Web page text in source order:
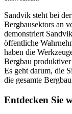
Sandvik steht bei
Bergbausektors an
demonstriert
öffentliche
haben die
Bergbau
Es geht darum, die
die gesamte
Entdecken Sie